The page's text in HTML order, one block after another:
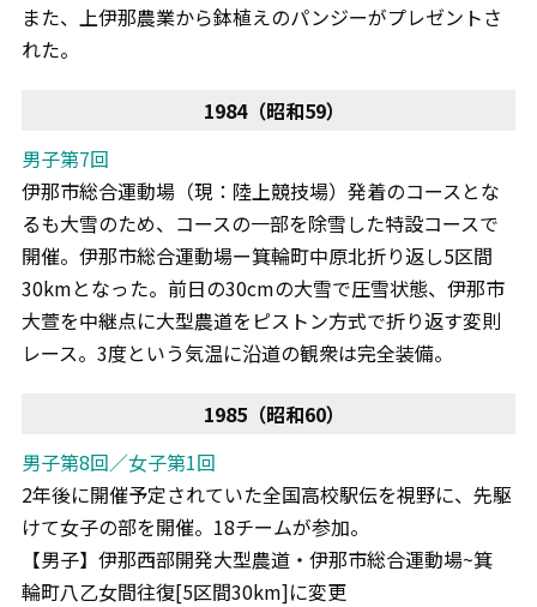
また、上伊那農業から鉢植えのパンジーがプレゼントさ
れた。
1984（昭和59）
男子第7回
伊那市総合運動場（現：陸上競技場）発着のコースとな
るも大雪のため、コースの一部を除雪した特設コースで
開催。伊那市総合運動場ー箕輪町中原北折り返し5区間
30kmとなった。前日の30cmの大雪で圧雪状態、伊那市
大萱を中継点に大型農道をピストン方式で折り返す変則
レース。3度という気温に沿道の観衆は完全装備。
1985（昭和60）
男子第8回／女子第1回
2年後に開催予定されていた全国高校駅伝を視野に、先駆
けて女子の部を開催。18チームが参加。
【男子】伊那西部開発大型農道・伊那市総合運動場~箕
輪町八乙女間往復[5区間30km]に変更